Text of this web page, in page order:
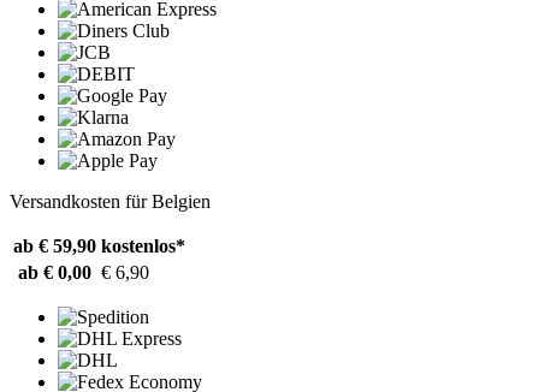
Versandkosten für Belgien
ab € 59,90 kostenlos*
ab € 0,00 € 6,90